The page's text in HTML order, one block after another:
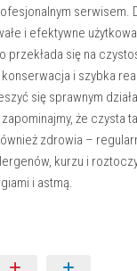
serwisem.
i efektywne
przekłada się na
i szybka
się sprawnym
że czysta
zdrowia –
kurzu i
i astmą.